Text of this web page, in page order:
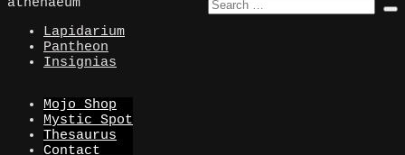
athenaeum
Lapidarium
Pantheon
Insignias
Mojo Shop
Mystic Spot
Thesaurus
Contact